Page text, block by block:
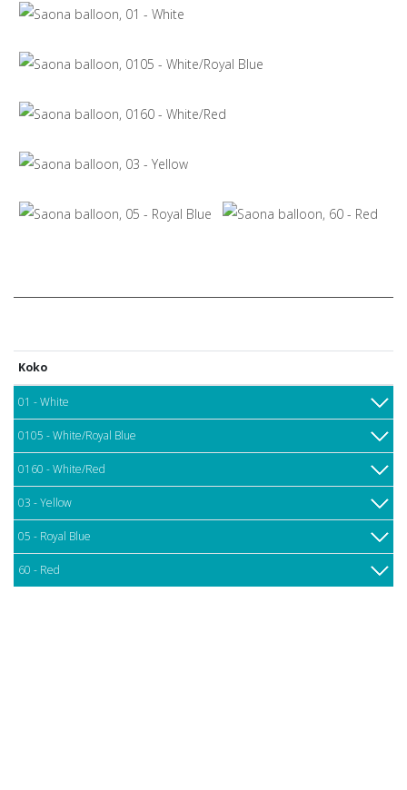
Koko
01 - White
0105 - White/Royal Blue
0160 - White/Red
03 - Yellow
05 - Royal Blue
60 - Red